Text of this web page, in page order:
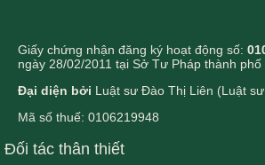
Giấy chứng nhận đăng ký hoạt động số:
ngày 28/02/2011 tại Sở Tư Pháp thành phố
Đại diện bởi Luật sư Đào Thị Liên (Luật
Mã số thuế: 0106219948
Đối tác thân thiết